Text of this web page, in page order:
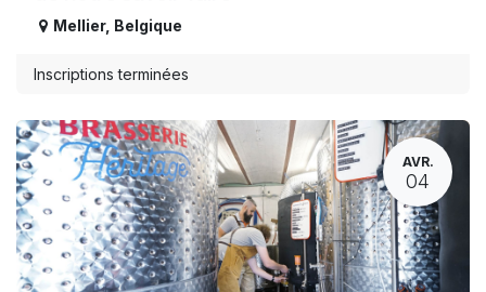
Mellier, Belgique
Inscriptions terminées
AVR.
04